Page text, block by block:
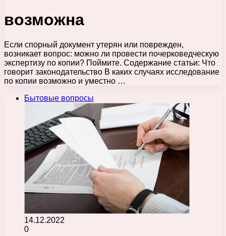
возможна
Если спорный документ утерян или поврежден,
возникает вопрос: можно ли провести почерковедческую
экспертизу по копии? Поймите. Содержание статьи: Что
говорит законодательство В каких случаях исследование
по копии возможно и уместно …
Бытовые вопросы
14.12.2022
0